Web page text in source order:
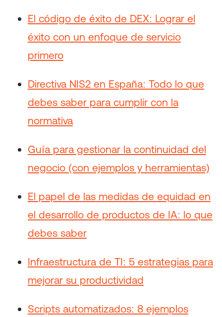
El código de éxito de DEX: Lograr el
éxito con un enfoque de servicio
primero
Directiva NIS2 en España: Todo lo que
debes saber para cumplir con la
normativa
Guía para gestionar la continuidad del
negocio (con ejemplos y herramientas)
El papel de las medidas de equidad en
el desarrollo de productos de IA: lo que
debes saber
Infraestructura de TI: 5 estrategias para
mejorar su productividad
Scripts automatizados: 8 ejemplos